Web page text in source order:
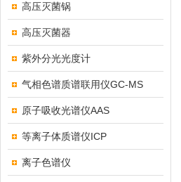
高压灭菌锅
高压灭菌器
紫外分光光度计
气相色谱质谱联用仪GC-MS
原子吸收光谱仪AAS
等离子体质谱仪ICP
离子色谱仪